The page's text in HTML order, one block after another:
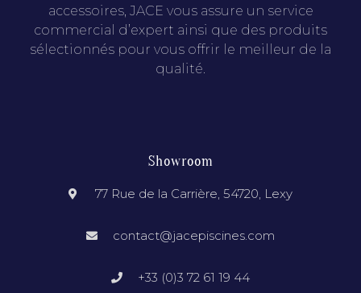
accessoires, JACE vous assure un service
commercial d’expert ainsi que des produits
sélectionnés pour vous offrir le meilleur de la
qualité.
Showroom
77 Rue de la Carrière, 54720, Lexy
contact@jacepiscines.com
+33 (0)3 72 61 19 44